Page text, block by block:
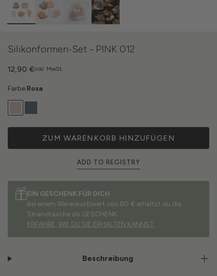
Silikonformen-Set - PINK 012
inkl. MwSt.
12,90 €
Farbe:Rosa
ZUM WARENKORB HINZUFÜGEN
ADD TO REGISTRY
EIN GESCHENK FÜR DICH
Bei einem Warenkorbwert von 80 € erhältst du die
Strandtasche als GESCHENK.
ERFAHRE, WIE DU SIE ERHALTEN KANNST
Beschreibung